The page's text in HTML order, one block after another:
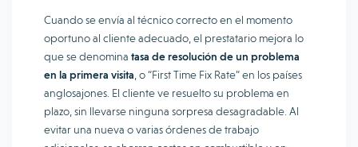
Cuando se envía al técnico correcto en el momento
oportuno al cliente adecuado, el prestatario mejora lo
que se denomina tasa de resolución de un problema
en la primera visita , o “First Time Fix Rate” en los países
anglosajones. El cliente ve resuelto su problema en
plazo, sin llevarse ninguna sorpresa desagradable. Al
evitar una nueva o varias órdenes de trabajo